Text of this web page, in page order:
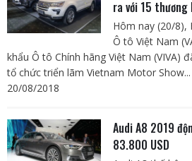
ra với 15 thương
Hôm nay (20/8),
Ô tô Việt Nam
khẩu Ô tô Chính hãng Việt Nam (VIVA)
tổ chức triển lãm Vietnam Motor Show...
20/08/2018
Audi A8 2019
83.800 USD